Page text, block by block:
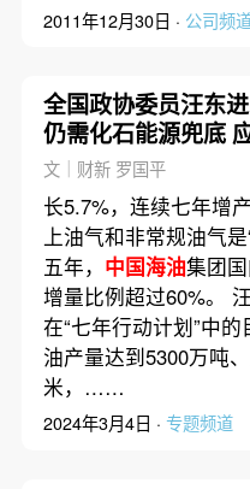
2011年12月30日 · 公司频
全国政协委员汪东
仍需化石能源兜底
大“增储上产”
文｜财新 罗国平
长5.7%，连续七年增
上油气和非常规油气
五年， 中国海油集团
增量比例超过60%。
在“七年行动计划”中
油产量达到5300万吨
米，……
2024年3月4日 · 专题频道